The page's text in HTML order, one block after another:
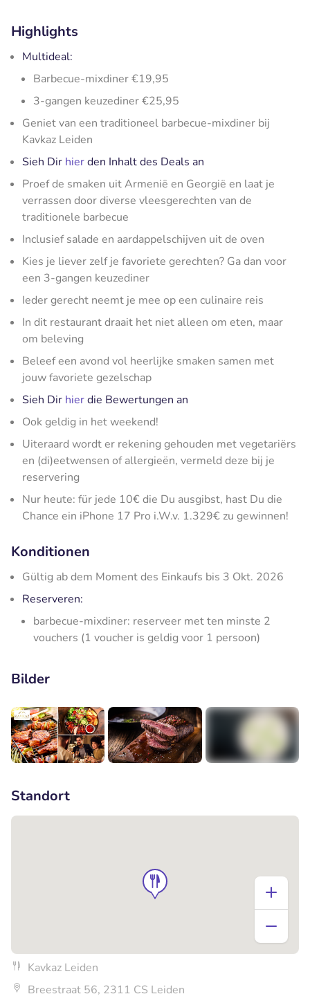
Highlights
Multideal:
Barbecue-mixdiner €19,95
3-gangen keuzediner €25,95
Geniet van een traditioneel barbecue-mixdiner bij
Kavkaz Leiden
Sieh Dir hierden Inhalt des Deals an
Proef de smaken uit Armenië en Georgië en laat je
verrassen door diverse vleesgerechten van de
traditionele barbecue
Inclusief salade en aardappelschijven uit de oven
Kies je liever zelf je favoriete gerechten? Ga dan voor
een 3-gangen keuzediner
Ieder gerecht neemt je mee op een culinaire reis
In dit restaurant draait het niet alleen om eten, maar
om beleving
Beleef een avond vol heerlijke smaken samen met
jouw favoriete gezelschap
Sieh Dir hierdie Bewertungen an
Ook geldig in het weekend!
Uiteraard wordt er rekening gehouden met vegetariërs
en (di)eetwensen of allergieën, vermeld deze bij je
reservering
Nur heute: für jede 10€ die Du ausgibst, hast Du die
Chance ein iPhone 17 Pro i.W.v. 1.329€ zu gewinnen!
Konditionen
Gültig ab dem Moment des Einkaufs bis 3 Okt. 2026
Reserveren:
barbecue-mixdiner: reserveer met ten minste 2
vouchers (1 voucher is geldig voor 1 persoon)
Bilder
Standort
Kavkaz Leiden
Breestraat 56, 2311 CS Leiden